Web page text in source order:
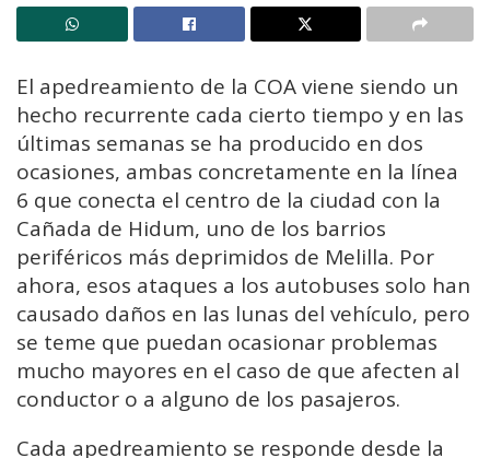
El apedreamiento de la COA viene siendo un
hecho recurrente cada cierto tiempo y en las
últimas semanas se ha producido en dos
ocasiones, ambas concretamente en la línea
6 que conecta el centro de la ciudad con la
Cañada de Hidum, uno de los barrios
periféricos más deprimidos de Melilla. Por
ahora, esos ataques a los autobuses solo han
causado daños en las lunas del vehículo, pero
se teme que puedan ocasionar problemas
mucho mayores en el caso de que afecten al
conductor o a alguno de los pasajeros.
Cada apedreamiento se responde desde la